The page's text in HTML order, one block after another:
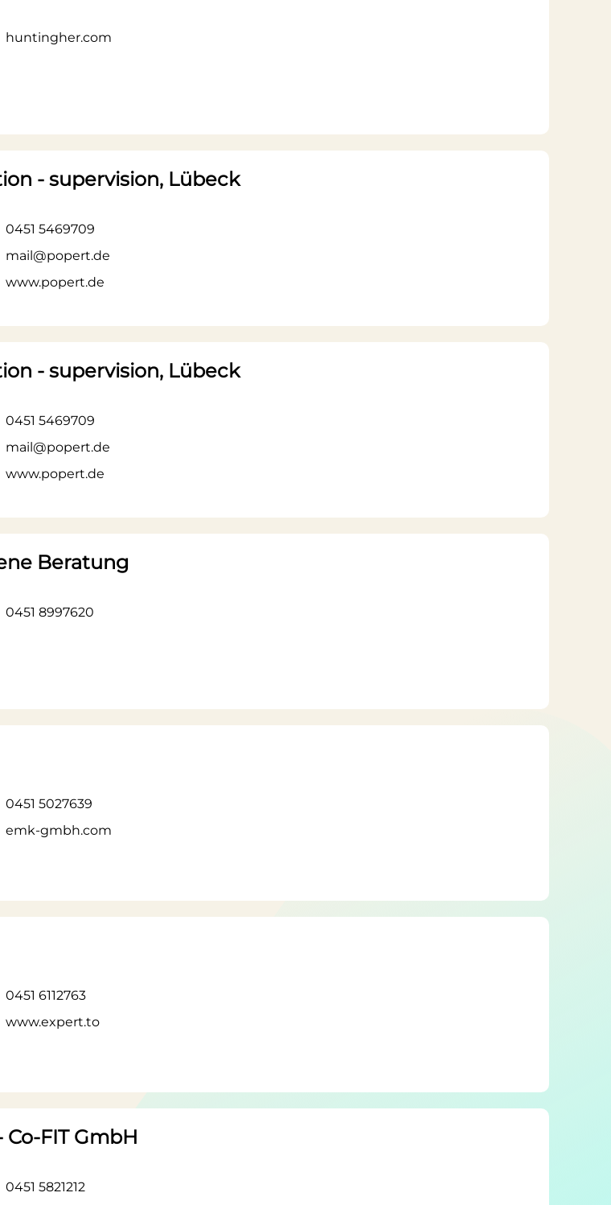
huntingher.com
- supervision, Lübeck
0451 5469709
mail@popert.de
www.popert.de
- supervision, Lübeck
0451 5469709
mail@popert.de
www.popert.de
Beratung
0451 8997620
0451 5027639
emk-gmbh.com
0451 6112763
www.expert.to
FIT GmbH
0451 5821212